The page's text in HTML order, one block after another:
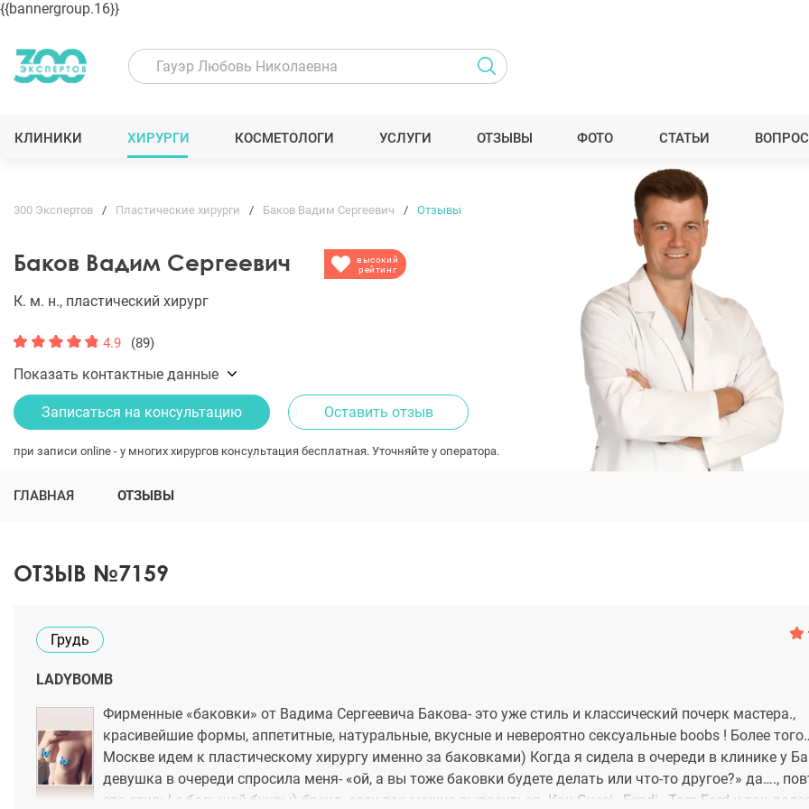
{{bannergroup.16}}
КЛИНИКИ ХИРУРГИ КОСМЕТОЛОГИ УСЛУГИ ОТЗЫВЫ ФОТО СТАТЬИ
300 Экспертов Пластические хирурги Баков Вадим Сергеевич Отзывы
Баков Вадим Сергеевич
высокий
рейтинг
К. м. н., пластический хирург
4.9 (89)
Показать контактные данные
Записаться на консультацию Оставить отзыв
при записи online - у многих хирургов консультация бесплатная. Уточняйте у оператора.
ГЛАВНАЯ ОТЗЫВЫ
ОТЗЫВ №7159
Грудь
LADYBOMB
Фирменные «баковки» от Вадима Сергеевича Бакова- это уже стиль и классический почерк мастера.,
красивейшие формы, аппетитные, натуральные, вкусные и невероятно сексуальные boobs ! Более
Москве идем к пластическому хирургу именно за баковками) Когда я сидела в очереди в клинике у
девушка в очереди спросила меня- «ой, а вы тоже баковки будете делать или что-то другое?» да….,
это стиль! с большой буквы) бренд, если так можно выразиться. Как Gucci , Fendi , Tom Ford и так